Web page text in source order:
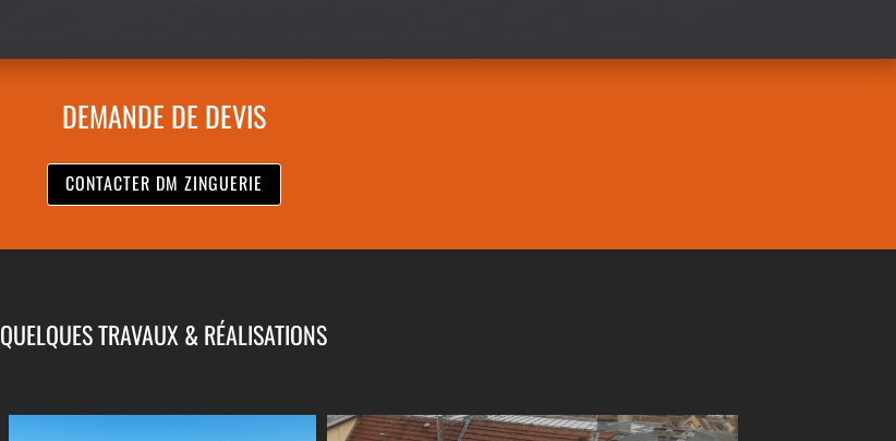
DEMANDE DE DEVIS
CONTACTER DM ZINGUERIE
QUELQUES TRAVAUX & RÉALISATIONS